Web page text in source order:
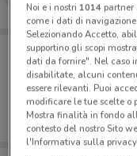
Porta
Puoi
salvarle e
dal tuo
Noi e i nostri 1014partner
come i dati di
Selezionando Accetto,
supportino gli scopi
dati da fornire". Nel caso
disabilitate, alcuni
essere rilevanti. Puoi
modificare le tue scelte o
Mostra finalità in fondo
contesto del nostro Sito
l'Informativa sulla